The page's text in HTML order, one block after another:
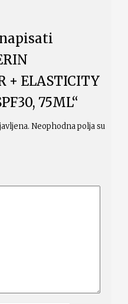
+ ELASTICITY
75ML“
Neophodna polja su